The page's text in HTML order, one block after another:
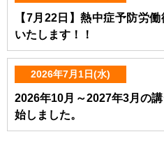
【7月22日】熱中症予防労
いたします！！
2026年7月1日(水)
2026年10月～2027年3月の
始しました。